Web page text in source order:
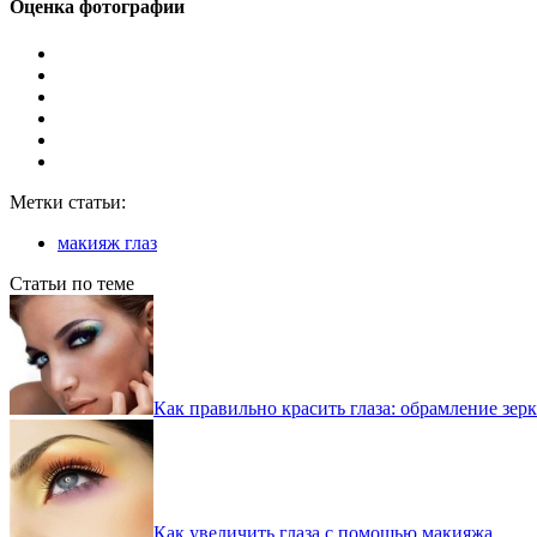
Оценка фотографии
Метки статьи:
макияж глаз
Статьи по теме
Как правильно красить глаза: обрамление